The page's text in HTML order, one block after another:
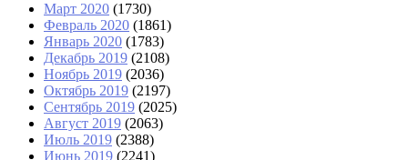
Март 2020 (1730)
Февраль 2020 (1861)
Январь 2020 (1783)
Декабрь 2019 (2108)
Ноябрь 2019 (2036)
Октябрь 2019 (2197)
Сентябрь 2019 (2025)
Август 2019 (2063)
Июль 2019 (2388)
Июнь 2019 (2241)